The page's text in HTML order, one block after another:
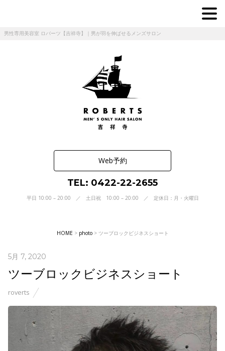
男性専用美容室 ロバーツ【吉祥寺】｜男が羽を伸ばせるメンズサロン
Web予約
TEL: 0422-22-2655
平日 10:00 – 20:00 ／ 土日祝 10:00 – 20:00 ／ 定休日：月・火曜日
HOME > photo> ツーブロックビジネスショート
5月 7, 2020
ツーブロックビジネスショート
roverts